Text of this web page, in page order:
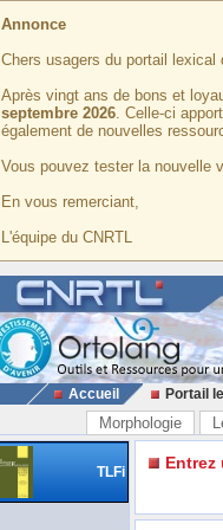
Annonce
Chers usagers du portail lexical
Après vingt ans de bons et
septembre 2026. Celle-ci
également de nouvelles
Vous pouvez tester la nouvelle
En vous remerciant,
L'équipe du CNRTL
Accueil Portail
Morphologie
TLFi Entrez